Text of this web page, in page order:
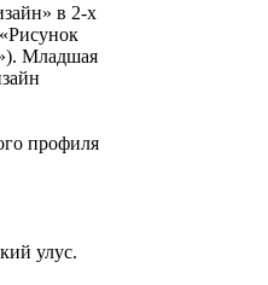
в 2-х
Младшая
профиля
улус.